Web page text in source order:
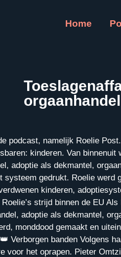
Home
podcast, namelijk Roelie
kinderen. Van
adoptie als dekmantel,
gedrukt. Roelie
kinderen,
strijd binnen de EU
adoptie als dekmantel,
monddood gemaakt en
Verborgen banden Volgens
voor het oprapen. Pieter